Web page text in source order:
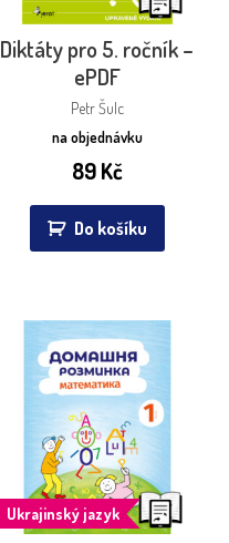
Diktáty pro 5. ročník –
ePDF
Petr Šulc
na objednávku
89Kč
Do košíku
Ukrajinský jazyk